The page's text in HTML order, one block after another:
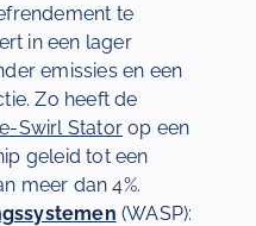
te
in een lager
emissies en een
Zo heeft de
Swirl Stator op een
geleid tot een
meer dan 4%.
(WASP):